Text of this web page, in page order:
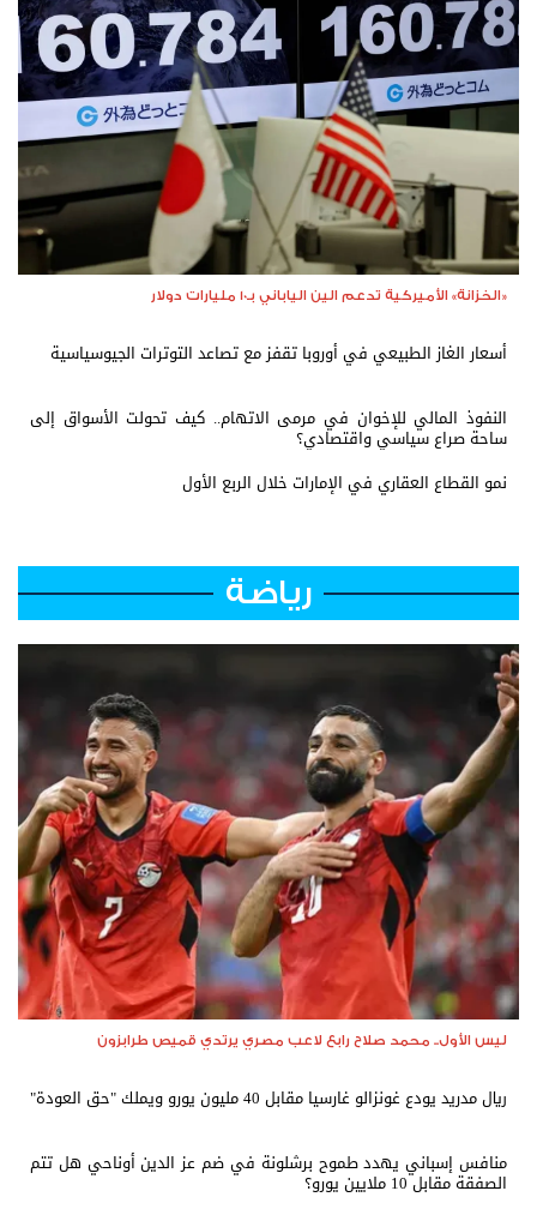
«الخزانة» الأميركية تدعم الين الياباني بـ10 مليارات دولار
أسعار الغاز الطبيعي في أوروبا تقفز مع تصاعد التوترات الجيوسياسية
النفوذ المالي للإخوان في مرمى الاتهام.. كيف تحولت الأسواق إلى
ساحة صراع سياسي واقتصادي؟
نمو القطاع العقاري في الإمارات خلال الربع الأول
رياضة
ليس الأول.. محمد صلاح رابع لاعب مصري يرتدي قميص طرابزون
ريال مدريد يودع غونزالو غارسيا مقابل 40 مليون يورو ويملك "حق العودة"
منافس إسباني يهدد طموح برشلونة في ضم عز الدين أوناحي هل تتم
الصفقة مقابل 10 ملايين يورو؟